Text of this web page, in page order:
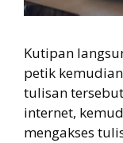
Kutipan
petik
tulisan
internet,
mengakses